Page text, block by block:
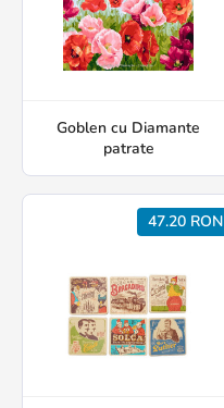
Goblen cu Diamante
patrate
47.20 RON